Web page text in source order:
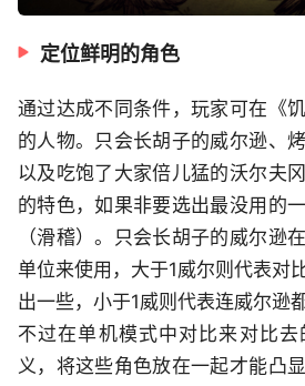
定位鲜明的角色
通过达成不同条件，玩家可在《
的人物。只会长胡子的威尔逊、
以及吃饱了大家倍儿猛的沃尔夫
的特色，如果非要选出最没用的
（滑稽）。只会长胡子的威尔逊
单位来使用，大于1威尔则代表对
出一些，小于1威则代表连威尔逊
不过在单机模式中对比来对比
义，将这些角色放在一起才能凸